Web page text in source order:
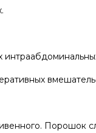
Порошок